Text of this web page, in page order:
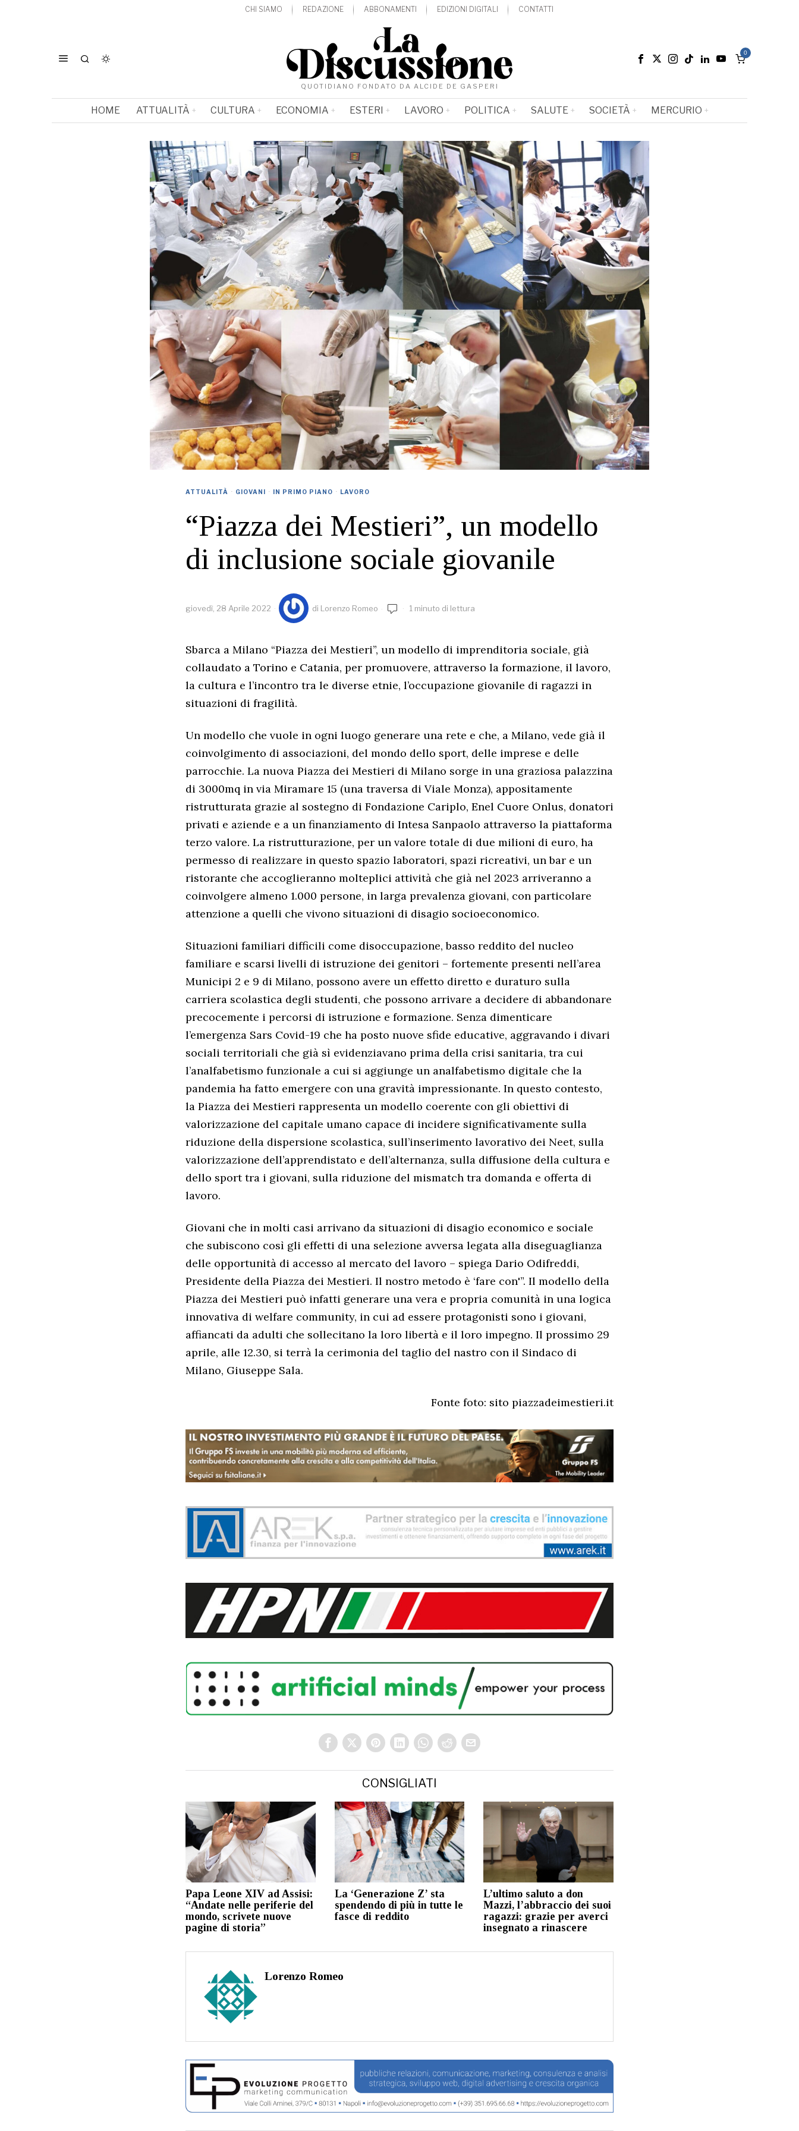
CHI SIAMO REDAZIONE ABBONAMENTI EDIZIONI DIGITALI CONTATTI
QUOTIDIANO FONDATO DA ALCIDE DE GASPERI
0
HOME ATTUALITÀ CULTURA ECONOMIA ESTERI LAVORO POLITICA SALUTE SOCIETÀ MERCURIO
ATTUALITÀ · GIOVANI · IN PRIMO PIANO · LAVORO
“Piazza dei Mestieri”, un modello
di inclusione sociale giovanile
giovedì, 28 Aprile 2022 di Lorenzo Romeo 1 minuto di lettura
Sbarca a Milano “Piazza dei Mestieri”, un modello di imprenditoria sociale, già
collaudato a Torino e Catania, per promuovere, attraverso la formazione, il lavoro,
la cultura e l’incontro tra le diverse etnie, l’occupazione giovanile di ragazzi in
situazioni di fragilità.
Un modello che vuole in ogni luogo generare una rete e che, a Milano, vede già il
coinvolgimento di associazioni, del mondo dello sport, delle imprese e delle
parrocchie. La nuova Piazza dei Mestieri di Milano sorge in una graziosa palazzina
di 3000mq in via Miramare 15 (una traversa di Viale Monza), appositamente
ristrutturata grazie al sostegno di Fondazione Cariplo, Enel Cuore Onlus, donatori
privati e aziende e a un finanziamento di Intesa Sanpaolo attraverso la piattaforma
terzo valore. La ristrutturazione, per un valore totale di due milioni di euro, ha
permesso di realizzare in questo spazio laboratori, spazi ricreativi, un bar e un
ristorante che accoglieranno molteplici attività che già nel 2023 arriveranno a
coinvolgere almeno 1.000 persone, in larga prevalenza giovani, con particolare
attenzione a quelli che vivono situazioni di disagio socioeconomico.
Situazioni familiari difficili come disoccupazione, basso reddito del nucleo
familiare e scarsi livelli di istruzione dei genitori – fortemente presenti nell’area
Municipi 2 e 9 di Milano, possono avere un effetto diretto e duraturo sulla
carriera scolastica degli studenti, che possono arrivare a decidere di abbandonare
precocemente i percorsi di istruzione e formazione. Senza dimenticare
l’emergenza Sars Covid-19 che ha posto nuove sfide educative, aggravando i divari
sociali territoriali che già sì evidenziavano prima della crisi sanitaria, tra cui
l’analfabetismo funzionale a cui si aggiunge un analfabetismo digitale che la
pandemia ha fatto emergere con una gravità impressionante. In questo contesto,
la Piazza dei Mestieri rappresenta un modello coerente con gli obiettivi di
valorizzazione del capitale umano capace di incidere significativamente sulla
riduzione della dispersione scolastica, sull’inserimento lavorativo dei Neet, sulla
valorizzazione dell’apprendistato e dell’alternanza, sulla diffusione della cultura e
dello sport tra i giovani, sulla riduzione del mismatch tra domanda e offerta di
lavoro.
Giovani che in molti casi arrivano da situazioni di disagio economico e sociale
che subiscono così gli effetti di una selezione avversa legata alla diseguaglianza
delle opportunità di accesso al mercato del lavoro – spiega Dario Odifreddi,
Presidente della Piazza dei Mestieri. Il nostro metodo è ‘fare con'”. Il modello della
Piazza dei Mestieri può infatti generare una vera e propria comunità in una logica
innovativa di welfare community, in cui ad essere protagonisti sono i giovani,
affiancati da adulti che sollecitano la loro libertà e il loro impegno. Il prossimo 29
aprile, alle 12.30, si terrà la cerimonia del taglio del nastro con il Sindaco di
Milano, Giuseppe Sala.
Fonte foto: sito piazzadeimestieri.it
CONSIGLIATI
Papa Leone XIV ad Assisi:
“Andate nelle periferie del
mondo, scrivete nuove
pagine di storia”
La ‘Generazione Z’ sta
spendendo di più in tutte le
fasce di reddito
L’ultimo saluto a don
Mazzi, l’abbraccio dei suoi
ragazzi: grazie per averci
insegnato a rinascere
Lorenzo Romeo